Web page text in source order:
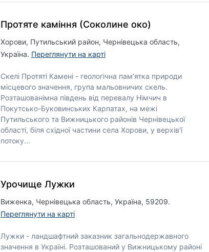
Протяте каміння (Соколине око)
Хорови, Путильський район, Чернівецька область,
Україна. Переглянути на карті
Скелі Протяті Камені - геологічна пам’ятка природи
місцевого значення, група мальовничих скель.
Розташованімна південь від перевалу Німчич в
Покутсько-Буковинських Карпатах, на межі
Путильського та Вижницького районів Чернівецької
області, біля східної частини села Хорови, у верхів'ї
потоку...
Урочище Лужки
Виженка, Чернівецька область, Україна, 59209.
Переглянути на карті
Лужки - ландшафтний заказник загальнодержавного
значення в Україні. Розташований у Вижницькому районі